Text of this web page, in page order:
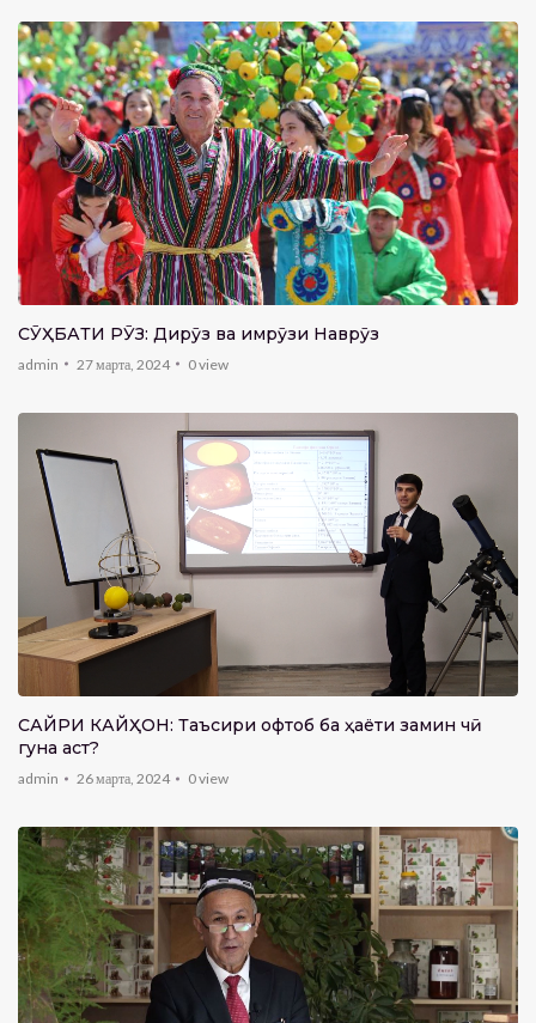
CӮҲБАТИ РӮЗ: Дирӯз ва имрӯзи Наврӯз
admin 27 марта, 2024 0view
САЙРИ КАЙҲОН: Таъсири офтоб ба ҳаёти замин чӣ
гуна аст?
admin 26 марта, 2024 0view